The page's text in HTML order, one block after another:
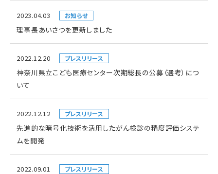
2023.04.03 お知らせ
理事長あいさつを更新しました
2022.12.20 プレスリリース
神奈川県立こども医療センター次期総長の公募（選考）につ
いて
2022.12.12 プレスリリース
先進的な暗号化技術を活用したがん検診の精度評価システ
ムを開発
2022.09.01 プレスリリース